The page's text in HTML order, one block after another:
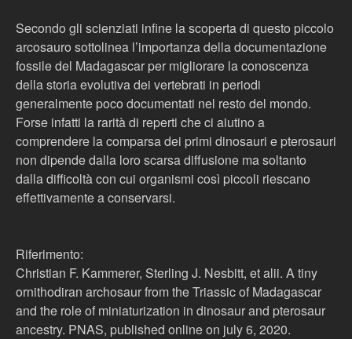
Secondo gli scienziati infine la scoperta di questo piccolo
arcosauro sottolinea l’importanza della documentazione
fossile del Madagascar per migliorare la conoscenza
della storia evolutiva dei vertebrati in periodi
generalmente poco documentati nel resto del mondo.
Forse infatti la rarità di reperti che ci aiutino a
comprendere la comparsa dei primi dinosauri e pterosauri
non dipende dalla loro scarsa diffusione ma soltanto
dalla difficoltà con cui organismi così piccoli riescano
effettivamente a conservarsi.
Riferimento:
Christian F. Kammerer, Sterling J. Nesbitt, et alii. A tiny
ornithodiran archosaur from the Triassic of Madagascar
and the role of miniaturization in dinosaur and pterosaur
ancestry. PNAS, published online on july 6, 2020.